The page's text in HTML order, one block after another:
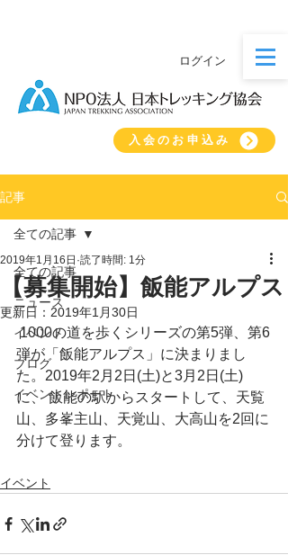
ログイン
入会のお申込み
記事
全ての記事
ニュース
イベント
ブログ
イベントレポート
全ての記事
【募集開始】飯能アルプス
2019年1月16日 読了時間: 1分
更新日： 2019年1月30日
1000の道を歩くシリーズの第5弾、第6
弾が「飯能アルプス」に決まりまし
た。2019年2月2日(土)と3月2日(土)
に、 飯能の駅からスタートして、天覧
山、多峯主山、天覚山、大高山を2回に
分けて登ります。
イベント